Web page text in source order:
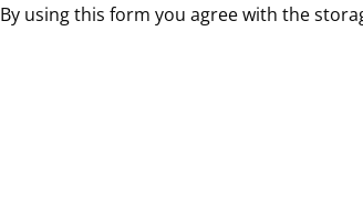
By using this form you agree with the